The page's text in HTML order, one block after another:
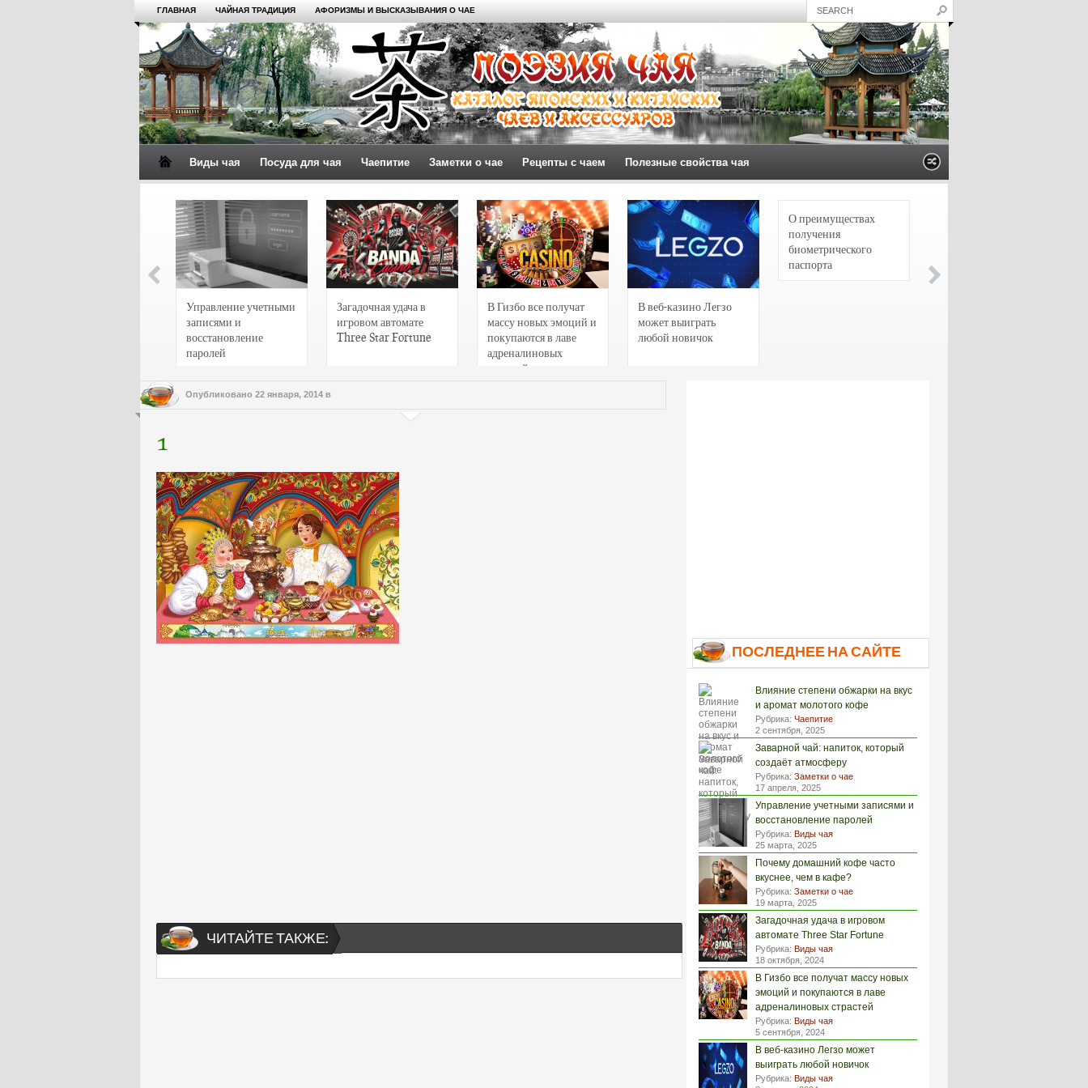
ГЛАВНАЯ ЧАЙНАЯ ТРАДИЦИЯ АФОРИЗМЫ И ВЫСКАЗЫВАНИЯ О ЧАЕ
Виды чая Посуда для чая Чаепитие Заметки о чае Рецепты с чаем Полезные свойства чая
Управление учетными
записями и
восстановление
паролей
Загадочная удача в
игровом автомате
Three Star Fortune
В Гизбо все получат
массу новых эмоций и
покупаются в лаве
адреналиновых
страстей
В веб-казино Легзо
может выиграть
любой новичок
О преимуществах
получения
биометрического
паспорта
Опубликовано 22 января, 2014 в
1
ЧИТАЙТЕ ТАКЖЕ:
ПОСЛЕДНЕЕ НА САЙТЕ
Влияние степени обжарки на вкус
и аромат молотого кофе
Рубрика: Чаепитие
2 сентября, 2025
Заварной чай: напиток, который
создаёт атмосферу
Рубрика: Заметки о чае
17 апреля, 2025
Управление учетными записями и
восстановление паролей
Рубрика: Виды чая
25 марта, 2025
Почему домашний кофе часто
вкуснее, чем в кафе?
Рубрика: Заметки о чае
19 марта, 2025
Загадочная удача в игровом
автомате Three Star Fortune
Рубрика: Виды чая
18 октября, 2024
В Гизбо все получат массу новых
эмоций и покупаются в лаве
адреналиновых страстей
Рубрика: Виды чая
5 сентября, 2024
В веб-казино Легзо может
выиграть любой новичок
Рубрика: Виды чая